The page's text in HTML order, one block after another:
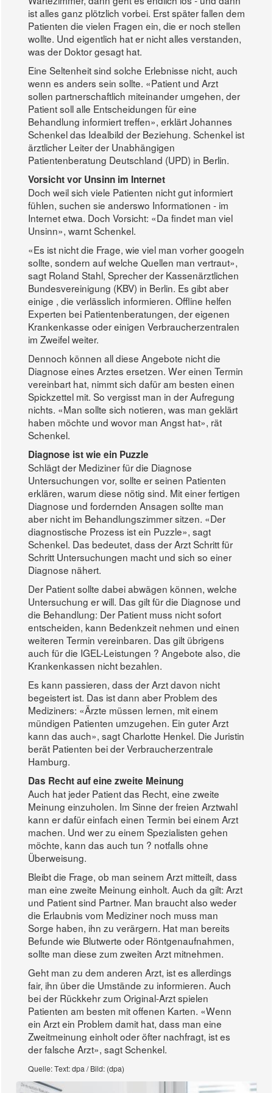
ist alles ganz plötzlich vorbei. Erst später fallen dem
Patienten die vielen Fragen ein, die er noch stellen
wollte. Und eigentlich hat er nicht alles verstanden,
was der Doktor gesagt hat.
Eine Seltenheit sind solche Erlebnisse nicht, auch
wenn es anders sein sollte. «Patient und Arzt
sollen partnerschaftlich miteinander umgehen, der
Patient soll alle Entscheidungen für eine
Behandlung informiert treffen», erklärt Johannes
Schenkel das Idealbild der Beziehung. Schenkel ist
ärztlicher Leiter der Unabhängigen
Patientenberatung Deutschland (UPD) in Berlin.
Vorsicht vor Unsinn im Internet
Doch weil sich viele Patienten nicht gut informiert
fühlen, suchen sie anderswo Informationen - im
Internet etwa. Doch Vorsicht: «Da findet man viel
Unsinn», warnt Schenkel.
«Es ist nicht die Frage, wie viel man vorher googeln
sollte, sondern auf welche Quellen man vertraut»,
sagt Roland Stahl, Sprecher der Kassenärztlichen
Bundesvereinigung (KBV) in Berlin. Es gibt aber
einige , die verlässlich informieren. Offline helfen
Experten bei Patientenberatungen, der eigenen
Krankenkasse oder einigen Verbraucherzentralen
im Zweifel weiter.
Dennoch können all diese Angebote nicht die
Diagnose eines Arztes ersetzen. Wer einen Termin
vereinbart hat, nimmt sich dafür am besten einen
Spickzettel mit. So vergisst man in der Aufregung
nichts. «Man sollte sich notieren, was man geklärt
haben möchte und wovor man Angst hat», rät
Schenkel.
Diagnose ist wie ein Puzzle
Schlägt der Mediziner für die Diagnose
Untersuchungen vor, sollte er seinen Patienten
erklären, warum diese nötig sind. Mit einer fertigen
Diagnose und fordernden Ansagen sollte man
aber nicht im Behandlungszimmer sitzen. «Der
diagnostische Prozess ist ein Puzzle», sagt
Schenkel. Das bedeutet, dass der Arzt Schritt für
Schritt Untersuchungen macht und sich so einer
Diagnose nähert.
Der Patient sollte dabei abwägen können, welche
Untersuchung er will. Das gilt für die Diagnose und
die Behandlung: Der Patient muss nicht sofort
entscheiden, kann Bedenkzeit nehmen und einen
weiteren Termin vereinbaren. Das gilt übrigens
auch für die IGEL-Leistungen ? Angebote also, die
Krankenkassen nicht bezahlen.
Es kann passieren, dass der Arzt davon nicht
begeistert ist. Das ist dann aber Problem des
Mediziners: «Ärzte müssen lernen, mit einem
mündigen Patienten umzugehen. Ein guter Arzt
kann das auch», sagt Charlotte Henkel. Die Juristin
berät Patienten bei der Verbraucherzentrale
Hamburg.
Das Recht auf eine zweite Meinung
Auch hat jeder Patient das Recht, eine zweite
Meinung einzuholen. Im Sinne der freien Arztwahl
kann er dafür einfach einen Termin bei einem Arzt
machen. Und wer zu einem Spezialisten gehen
möchte, kann das auch tun ? notfalls ohne
Überweisung.
Bleibt die Frage, ob man seinem Arzt mitteilt, dass
man eine zweite Meinung einholt. Auch da gilt: Arzt
und Patient sind Partner. Man braucht also weder
die Erlaubnis vom Mediziner noch muss man
Sorge haben, ihn zu verärgern. Hat man bereits
Befunde wie Blutwerte oder Röntgenaufnahmen,
sollte man diese zum zweiten Arzt mitnehmen.
Geht man zu dem anderen Arzt, ist es allerdings
fair, ihn über die Umstände zu informieren. Auch
bei der Rückkehr zum Original-Arzt spielen
Patienten am besten mit offenen Karten. «Wenn
ein Arzt ein Problem damit hat, dass man eine
Zweitmeinung einholt oder öfter nachfragt, ist es
der falsche Arzt», sagt Schenkel.
Quelle: Text: dpa / Bild: (dpa)